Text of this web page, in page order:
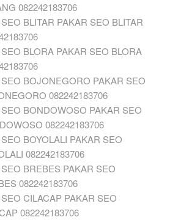
082242183706
BLITAR PAKAR SEO BLITAR
BLORA PAKAR SEO BLORA
BOJONEGORO PAKAR SEO
082242183706
BONDOWOSO PAKAR SEO
082242183706
BOYOLALI PAKAR SEO
082242183706
BREBES PAKAR SEO
082242183706
CILACAP PAKAR SEO
082242183706